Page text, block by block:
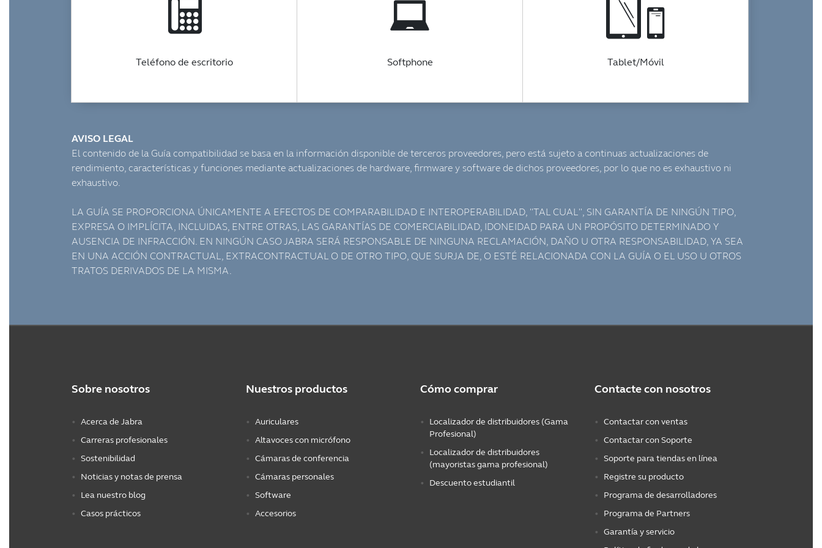
Teléfono de escritorio Softphone Tablet/Móvil
AVISO LEGAL
El contenido de la Guía compatibilidad se basa en la información disponible de terceros proveedores, pero está sujeto a continuas actualizaciones de
rendimiento, características y funciones mediante actualizaciones de hardware, firmware y software de dichos proveedores, por lo que no es exhaustivo ni
exhaustivo.
LA GUÍA SE PROPORCIONA ÚNICAMENTE A EFECTOS DE COMPARABILIDAD E INTEROPERABILIDAD, "TAL CUAL", SIN GARANTÍA DE NINGÚN TIPO,
EXPRESA O IMPLÍCITA, INCLUIDAS, ENTRE OTRAS, LAS GARANTÍAS DE COMERCIABILIDAD, IDONEIDAD PARA UN PROPÓSITO DETERMINADO Y
AUSENCIA DE INFRACCIÓN. EN NINGÚN CASO JABRA SERÁ RESPONSABLE DE NINGUNA RECLAMACIÓN, DAÑO U OTRA RESPONSABILIDAD, YA SEA
EN UNA ACCIÓN CONTRACTUAL, EXTRACONTRACTUAL O DE OTRO TIPO, QUE SURJA DE, O ESTÉ RELACIONADA CON LA GUÍA O EL USO U OTROS
TRATOS DERIVADOS DE LA MISMA.
Sobre nosotros
Acerca de Jabra
Carreras profesionales
Sostenibilidad
Noticias y notas de prensa
Lea nuestro blog
Casos prácticos
Nuestros productos
Auriculares
Altavoces con micrófono
Cámaras de conferencia
Cámaras personales
Software
Accesorios
Cómo comprar
Localizador de distribuidores (Gama
Profesional)
Localizador de distribuidores
(mayoristas gama profesional)
Descuento estudiantil
Contacte con nosotros
Contactar con ventas
Contactar con Soporte
Soporte para tiendas en línea
Registre su producto
Programa de desarrolladores
Programa de Partners
Garantía y servicio